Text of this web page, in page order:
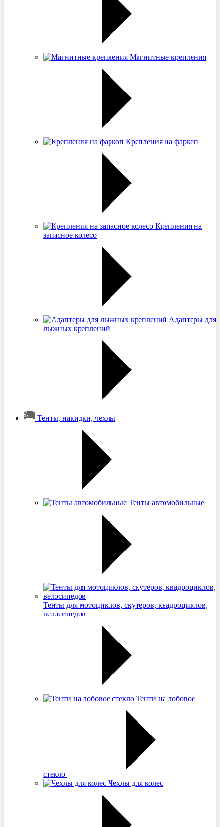
Магнитные крепления
Крепления на фаркоп
Крепления на
запасное колесо
Адаптеры для
лыжных креплений
Тенты, накидки, чехлы
Тенты автомобильные
Тенты для мотоциклов, скутеров, квадроциклов,
велосипедов
Тенти на лобовое
стекло
Чехлы для колес